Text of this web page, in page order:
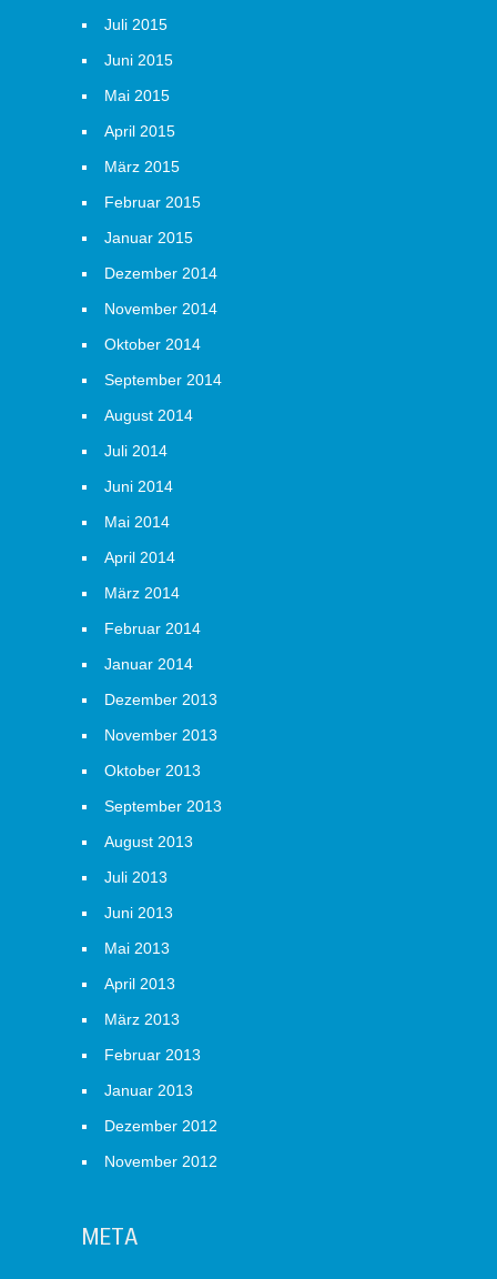
Juli 2015
Juni 2015
Mai 2015
April 2015
März 2015
Februar 2015
Januar 2015
Dezember 2014
November 2014
Oktober 2014
September 2014
August 2014
Juli 2014
Juni 2014
Mai 2014
April 2014
März 2014
Februar 2014
Januar 2014
Dezember 2013
November 2013
Oktober 2013
September 2013
August 2013
Juli 2013
Juni 2013
Mai 2013
April 2013
März 2013
Februar 2013
Januar 2013
Dezember 2012
November 2012
META